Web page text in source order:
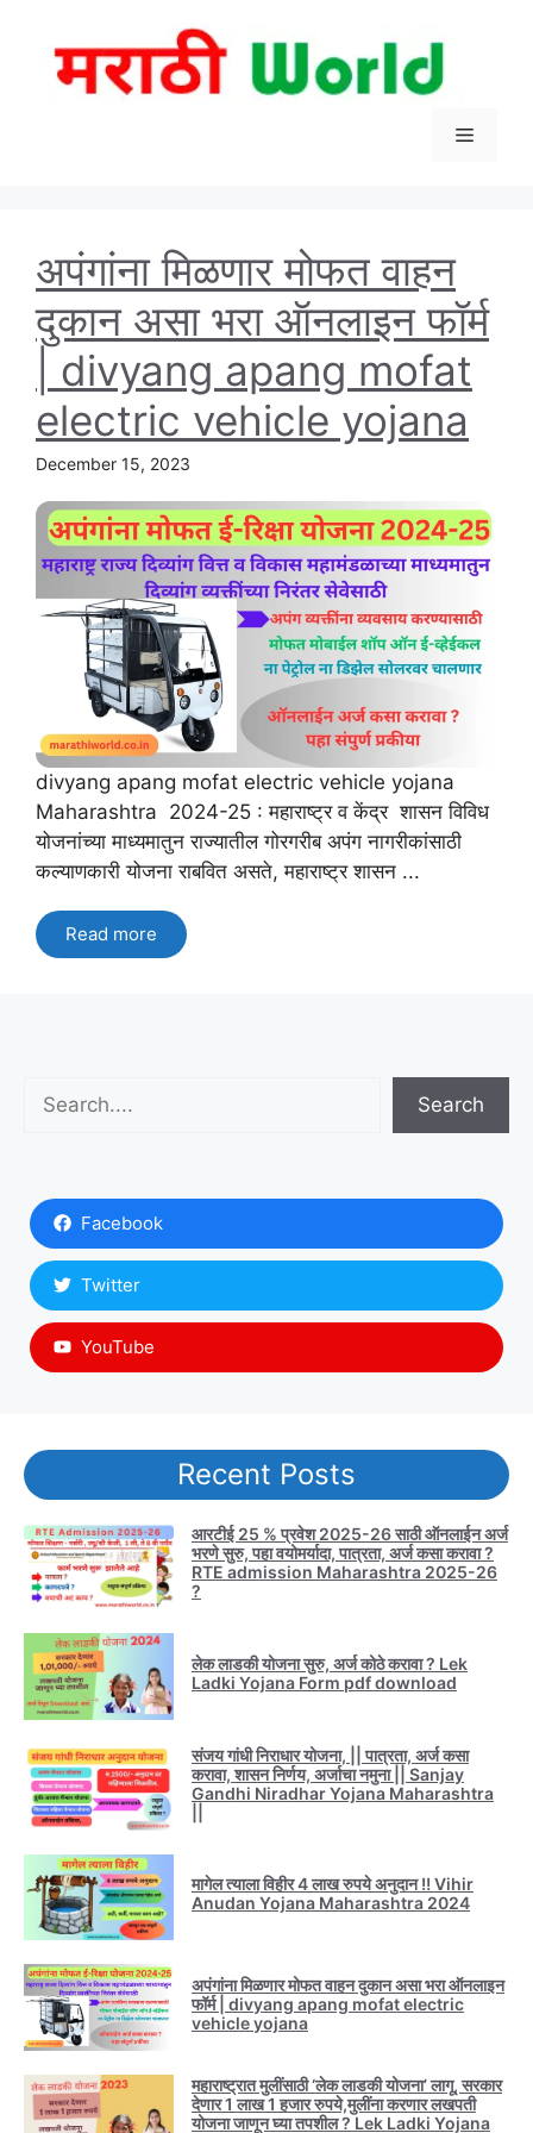
content
Menu
अपंगांना मिळणार मोफत वाहन
दुकान असा भरा ऑनलाइन फॉर्म
| divyang apang mofat
electric vehicle yojana
December 15, 2023
divyang apang mofat electric vehicle yojana
Maharashtra 2024-25 : महाराष्ट्र व केंद्र शासन विविध
योजनांच्या माध्यमातुन राज्यातील गोरगरीब अपंग नागरीकांसाठी
कल्याणकारी योजना राबवित असते, महाराष्ट्र शासन ...
Read more
Search
Facebook
Twitter
YouTube
Recent Posts
आरटीई 25 % प्रवेश 2025-26 साठी ऑनलाईन अर्ज
भरणे सुरु, पहा वयोमर्यादा, पात्रता, अर्ज कसा करावा ?
RTE admission Maharashtra 2025-26
?
लेक लाडकी योजना सुरु, अर्ज कोठे करावा ? Lek
Ladki Yojana Form pdf download
संजय गांधी निराधार योजना, || पात्रता, अर्ज कसा
करावा, शासन निर्णय, अर्जाचा नमुना || Sanjay
Gandhi Niradhar Yojana Maharashtra
मागेल त्याला विहीर 4 लाख रुपये अनुदान !! Vihir
Anudan Yojana Maharashtra 2024
अपंगांना मिळणार मोफत वाहन दुकान असा भरा ऑनलाइन
फॉर्म | divyang apang mofat electric
vehicle yojana
महाराष्ट्रात मुलींसाठी ‘लेक लाडकी योजना’ लागू, सरकार
देणार 1 लाख 1 हजार रुपये,मुलींना करणार लखपती
योजना जाणून घ्या तपशील ? Lek Ladki Yojana